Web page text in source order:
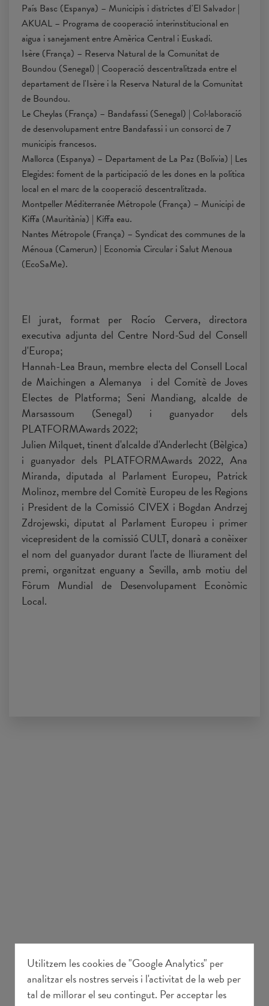
País Basc (Espanya) – Municipis i districtes d'El Salvador |
AKUAL – Programa de cooperació interinstitucional en
aigua i sanejament entre Amèrica Central i Euskadi.
Isère (França) – Reserva Natural de la Comunitat de
Boundou (Senegal) | Cooperació descentralitzada entre el
departament de l'Isère i la Reserva Natural de la Comunitat
de Boundou.
Le Cheylas (França) – Bandafassi (Senegal) | Col·laboració
de desenvolupament entre Bandafassi i un consorci de 7
municipis francesos.
Mallorca (Espanya) – Departament de La Paz (Bolívia) | Les
Elegides: foment de la participació de les dones en la política
local en el marc de la cooperació descentralitzada.
Montpeller Méditerranée Métropole (França) – Municipi de
Kiffa (Mauritània) | Kiffa eau.
Nantes Métropole (França) – Syndicat des communes de la
Ménoua (Camerun) | Economia Circular i Salut Menoua
(EcoSaMe).
El jurat, format per Rocío Cervera, directora
executiva adjunta del Centre Nord-Sud del Consell
d'Europa;
Hannah-Lea Braun, membre electa del Consell Local
de Maichingen a Alemanya i del Comitè de Joves
Electes de Platforma; Seni Mandiang, alcalde de
Marsassoum (Senegal) i guanyador dels
PLATFORMAwards 2022;
Julien Milquet, tinent d'alcalde d'Anderlecht (Bèlgica)
i guanyador dels PLATFORMAwards 2022, Ana
Miranda, diputada al Parlament Europeu, Patrick
Molinoz, membre del Comitè Europeu de les Regions
i President de la Comissió CIVEX i Bogdan Andrzej
Zdrojewski, diputat al Parlament Europeu i primer
vicepresident de la comissió CULT, donarà a conèixer
el nom del guanyador durant l'acte de lliurament del
premi, organitzat enguany a Sevilla, amb motiu del
Fòrum Mundial de Desenvolupament Econòmic
Local.
Utilitzem les cookies de "Google Analytics" per
analitzar els nostres serveis i l'activitat de la web per
tal de millorar el seu contingut. Per acceptar les